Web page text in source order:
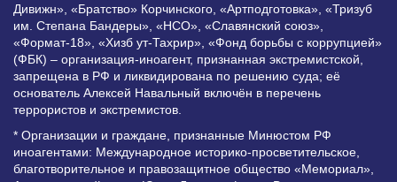
Дивижн», «Братство» Корчинского, «Артподготовка», «Тризуб
им. Степана Бандеры», «НСО», «Славянский союз»,
«Формат-18», «Хизб ут-Тахрир», «Фонд борьбы с коррупцией»
(ФБК) – организация-иноагент, признанная экстремистской,
запрещена в РФ и ликвидирована по решению суда; её
основатель Алексей Навальный включён в перечень
террористов и экстремистов.
* Организации и граждане, признанные Минюстом РФ
иноагентами: Международное историко-просветительское,
благотворительное и правозащитное общество «Мемориал»,